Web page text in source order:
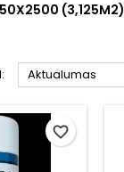
(3,125M2)
Aktualumas
favorite_border